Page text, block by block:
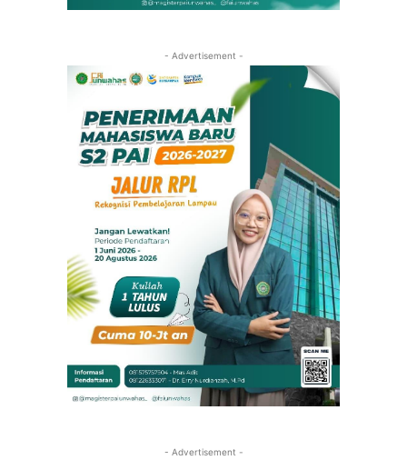
- Advertisement -
- Advertisement -